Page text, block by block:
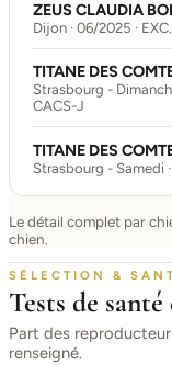
ZEUS CLAUDIA
Dijon · 06/2025 · EXC.
TITANE DES
Strasbourg -
CACS-J
TITANE DES
Strasbourg - Samedi
Le détail complet par
chien.
SÉLECTION &
Tests de
Part des
renseigné.